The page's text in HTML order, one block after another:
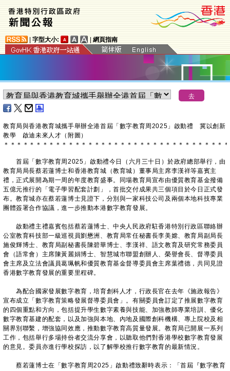
字型大小: 網頁指南
教育局與香港教育城攜手舉辦全港首屆「數字教育周2025」啟動禮 冀以創新
教學 啟迪未來人才（附圖）
＊ ＊ ＊ ＊ ＊ ＊ ＊ ＊ ＊ ＊ ＊ ＊ ＊ ＊ ＊ ＊ ＊ ＊ ＊ ＊ ＊ ＊ ＊ ＊ ＊ ＊ ＊ ＊ ＊ ＊ ＊ ＊ ＊ ＊ ＊
首屆「數字教育周2025」啟動禮今日（六月三十日）於政府總部舉行，由
教育局局長蔡若蓮博士和香港教育城（教育城）董事局主席李漢祥等嘉賓主
禮，正式展開為期一周的年度教育盛事。同場教育局宣布由優質教育基金撥備
五億元推行的「電子學習配套計劃」，首批交付成果共三個項目於今日正式發
布。教育城亦在蔡若蓮博士見證下，分別與一家科技公司及兩個本地科技專業
團體簽署合作協議，進一步推動本港數字教育發展。
啟動禮主禮嘉賓包括蔡若蓮博士、中央人民政府駐香港特別行政區聯絡辦
公室教育科技部一級巡視員劉懋洲、教育局常任秘書長李美嫦、教育局副局長
施俊輝博士、教育局副秘書長陳碧華博士、李漢祥、語文教育及研究常務委員
會（語常會）主席陳黃麗娟博士、智慧城市聯盟創辦人、榮譽會長、督導委員
會主席及立法會議員葛珮帆和優質教育基金督導委員會主席葉禮德，共同見證
香港數字教育發展的重要里程碑。
為配合國家發展數字教育，培育創科人才，行政長官在去年《施政報告》
宣布成立「數字教育策略發展督導委員會」。有關委員會訂定了推展數字教育
的四個重點和方向，包括提升學生數字素養與技能、加強教師專業培訓、優化
數字教育基建的配套，以及加強與本地、內地及國際創科機構、專上院校及相
關界別聯繫，增強協同效應，推動數字教育高質量發展。教育局已開展一系列
工作，包括舉行多場持份者交流分享會，以聽取他們對香港學校數字教育發展
的意見。委員亦進行學校探訪，以了解學校推行數字教育的最新情況。
蔡若蓮博士在「數字教育周2025」啟動禮致辭時表示：「首屆『數字教育